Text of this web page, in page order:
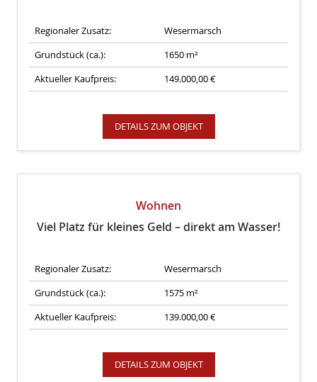
Regionaler Zusatz:
Wesermarsch
Grundstück (ca.):
1650 m²
Aktueller Kaufpreis:
149.000,00 €
DETAILS ZUM OBJEKT
Wohnen
Viel Platz für kleines Geld – direkt am Wasser!
Regionaler Zusatz:
Wesermarsch
Grundstück (ca.):
1575 m²
Aktueller Kaufpreis:
139.000,00 €
DETAILS ZUM OBJEKT